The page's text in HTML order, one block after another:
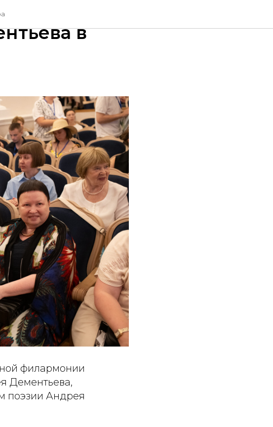
фонда
в
филармонии
Дементьева,
поэзии Андрея